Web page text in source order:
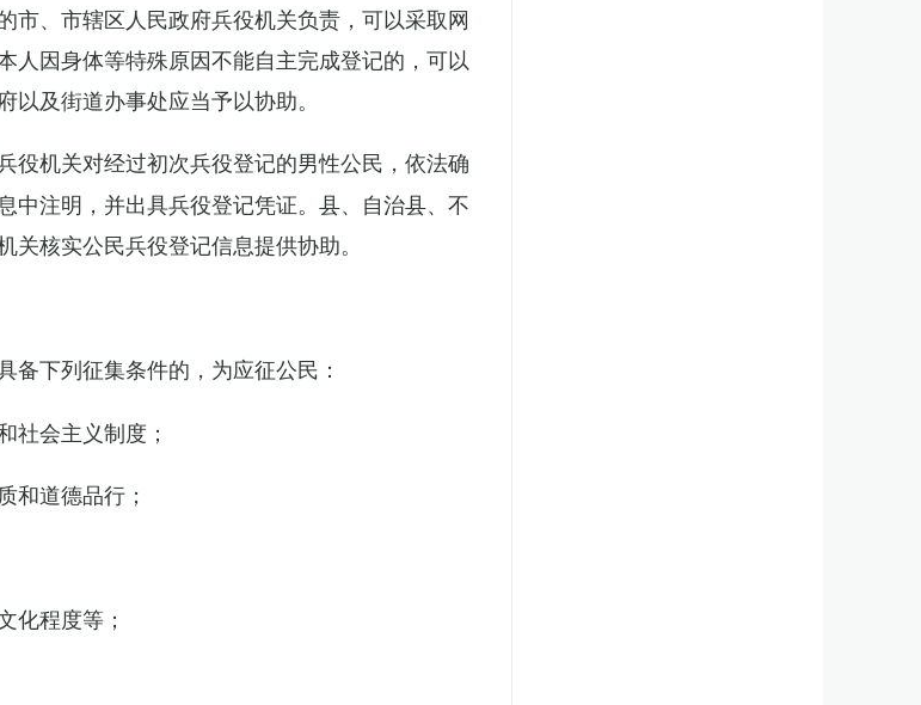
市、市辖区人民政府兵役机关负责，可以采取网
人因身体等特殊原因不能自主完成登记的，可以
及街道办事处应当予以协助。
机关对经过初次兵役登记的男性公民，依法确
中注明，并出具兵役登记凭证。县、自治县、不
核实公民兵役登记信息提供协助。
下列征集条件的，为应征公民：
社会主义制度；
和道德品行；
化程度等；